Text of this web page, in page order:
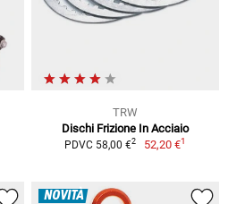
TRW
Dischi Frizione In Acciaio
PDVC 58,00 €2 52,20 €1
NOVITÀ